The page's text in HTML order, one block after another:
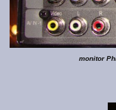
monitor